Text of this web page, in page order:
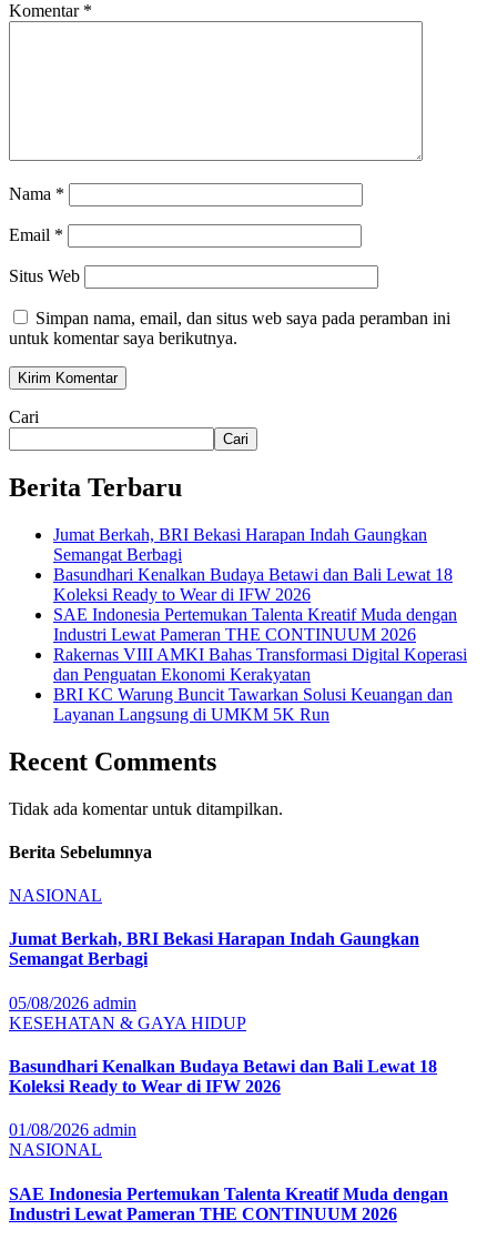
Komentar *
Nama *
Email *
Situs Web
Simpan nama, email, dan situs web saya pada peramban ini
untuk komentar saya berikutnya.
Cari
Cari
Berita Terbaru
Jumat Berkah, BRI Bekasi Harapan Indah Gaungkan
Semangat Berbagi
Basundhari Kenalkan Budaya Betawi dan Bali Lewat 18
Koleksi Ready to Wear di IFW 2026
SAE Indonesia Pertemukan Talenta Kreatif Muda dengan
Industri Lewat Pameran THE CONTINUUM 2026
Rakernas VIII AMKI Bahas Transformasi Digital Koperasi
dan Penguatan Ekonomi Kerakyatan
BRI KC Warung Buncit Tawarkan Solusi Keuangan dan
Layanan Langsung di UMKM 5K Run
Recent Comments
Tidak ada komentar untuk ditampilkan.
Berita Sebelumnya
NASIONAL
Jumat Berkah, BRI Bekasi Harapan Indah Gaungkan
Semangat Berbagi
05/08/2026 admin
KESEHATAN & GAYA HIDUP
Basundhari Kenalkan Budaya Betawi dan Bali Lewat 18
Koleksi Ready to Wear di IFW 2026
01/08/2026 admin
NASIONAL
SAE Indonesia Pertemukan Talenta Kreatif Muda dengan
Industri Lewat Pameran THE CONTINUUM 2026